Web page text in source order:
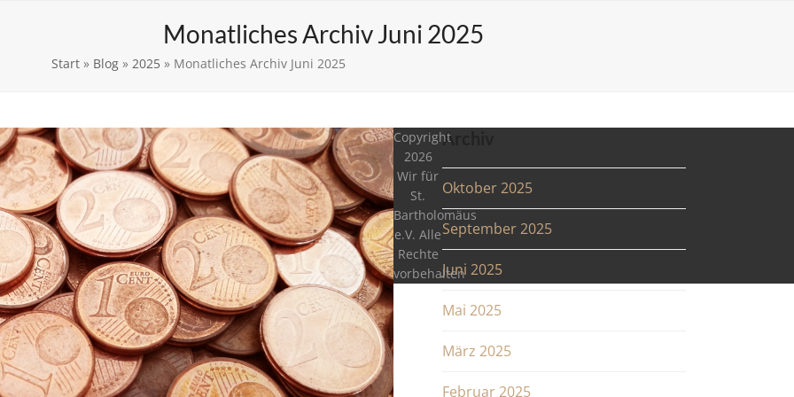
Monatliches Archiv Juni 2025
Start » Blog » 2025 » Monatliches Archiv Juni 2025
Archiv
Oktober 2025
September 2025
Juni 2025
Mai 2025
März 2025
Februar 2025
Copyright
2026
Wir für
St.
Bartholomäus
e.V. Alle
Rechte
vorbehalten